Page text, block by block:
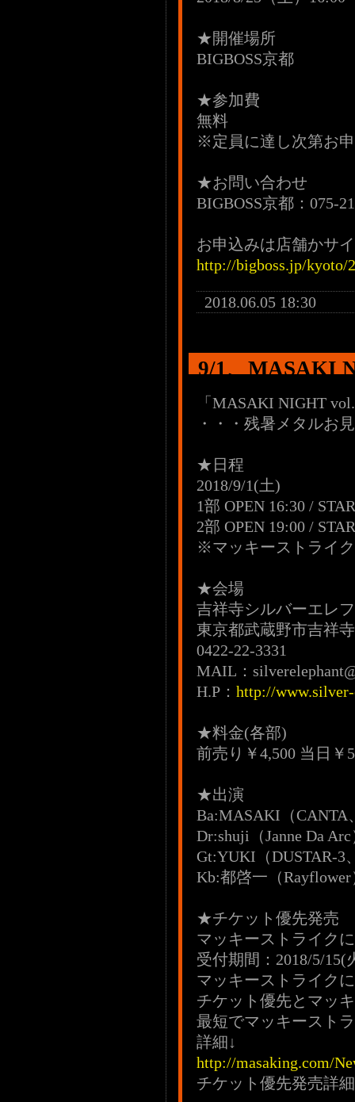
★開催場所
BIGBOSS京都
★参加費
無料
※定員に達し次第お
★お問い合わせ
BIGBOSS京都：075-
お申込みは店舗かサ
http://bigboss.jp/kyoto/
2018.06.05 18:30
9/1、MASAKI
「MASAKI NIGHT
・・・残暑メタルお
★日程
2018/9/1(土)
1部 OPEN 16:30 /
2部 OPEN 19:00 /
※マッキーストライ
★会場
吉祥寺シルバーエレ
東京都武蔵野市吉祥
0422-22-3331
MAIL：
H.P： http://
★料金(各部)
前売り￥4,500 当日￥
★出演
Ba:MASAKI（
Dr:shuji（Janne Da
Gt:YUKI（DUSTAR-3
Kb:都啓一（Rayflower
★チケット優先発売
マッキーストライク
受付期間：2018/5/15(
マッキーストライク
チケット優先とマッ
最短でマッキースト
詳細↓
http://masaking.com/
チケット優先発売詳